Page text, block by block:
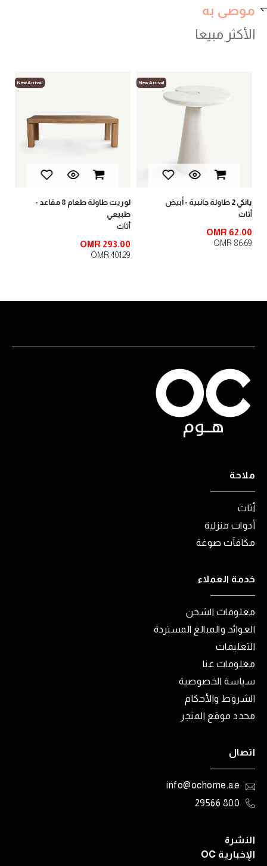
موصى به
New Arrival
يانكي 2 طاولة جانبية - أبيض
أثاث
OMR 62.00
OMR 86.69
New Arrival
لوريت طاولة طعام 8 مقاعد -
طبيعي
أثاث
OMR 293.00
OMR 401.29
الأكثر مبيعا
ملاحة
أثاث
أدوات منزلية
مكافآت صوغة
خدمة العملاء
معلومات الشحن
العوائد والمبالغ المستردة
التعليمات
معلومات عنا
سياسة الخصوصية
الشروط والأحكام
محدد موقع المتجر
اتصال
info@ochome.ae
800 29566
النشرة
الإخبارية OC